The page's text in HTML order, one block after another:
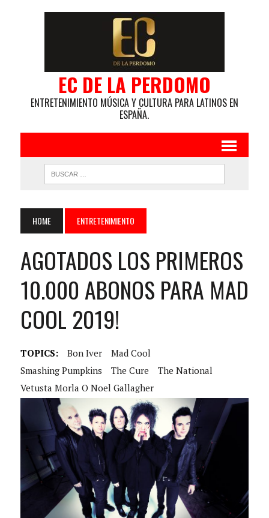
EC DE LA PERDOMO
ENTRETENIMIENTO MÚSICA Y CULTURA PARA LATINOS EN
ESPAÑA.
HOME ENTRETENIMIENTO
AGOTADOS LOS PRIMEROS
10.000 ABONOS PARA MAD
COOL 2019!
TOPICS: Bon Iver
Mad Cool
Smashing Pumpkins
The Cure
The National
Vetusta Morla O Noel Gallagher